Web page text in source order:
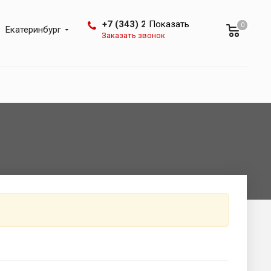
0
Екатеринбург +7 (343) 288-07-25
Показать
Заказать звонок